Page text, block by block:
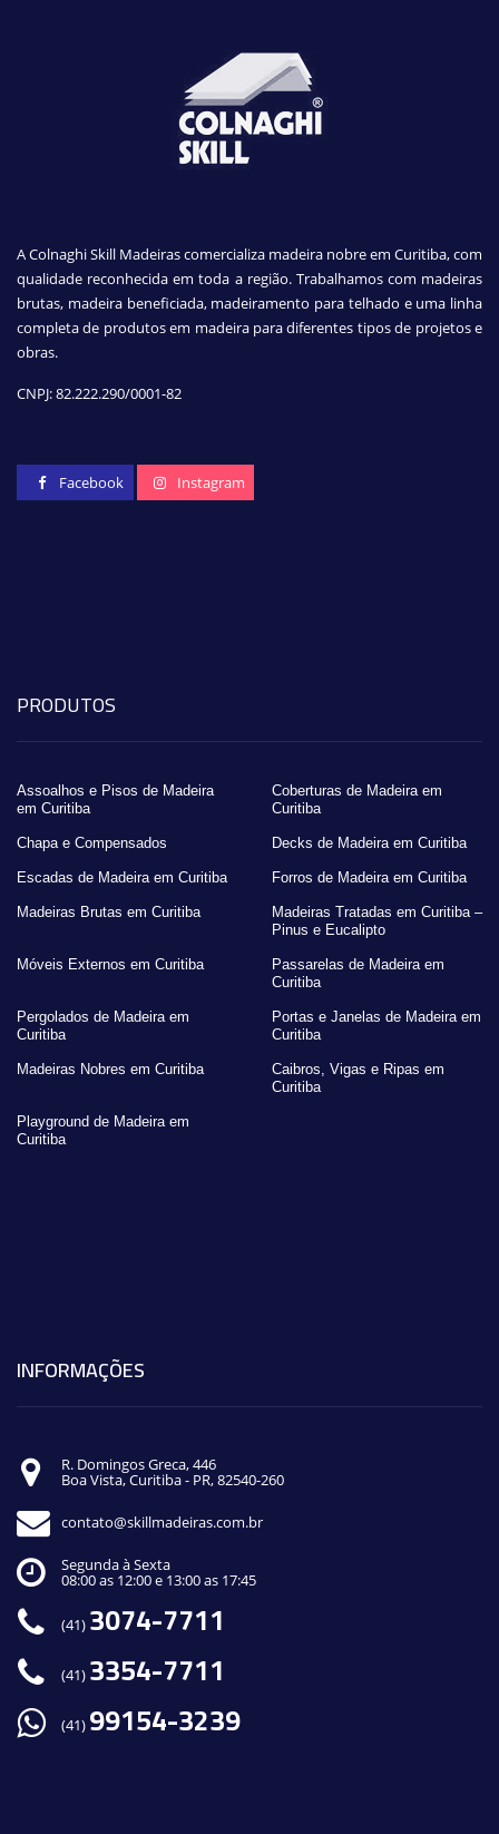
A Colnaghi Skill Madeiras comercializa madeira nobre em Curitiba, com
qualidade reconhecida em toda a região. Trabalhamos com madeiras
brutas, madeira beneficiada, madeiramento para telhado e uma linha
completa de produtos em madeira para diferentes tipos de projetos e
obras.
CNPJ:82.222.290/0001-82
Facebook Instagram
PRODUTOS
Assoalhos e Pisos de Madeira
em Curitiba
Coberturas de Madeira em
Curitiba
Chapa e Compensados Decks de Madeira em Curitiba
Escadas de Madeira em Curitiba Forros de Madeira em Curitiba
Madeiras Brutas em Curitiba
Madeiras Tratadas em Curitiba –
Pinus e Eucalipto
Móveis Externos em Curitiba
Passarelas de Madeira em
Curitiba
Pergolados de Madeira em
Curitiba
Portas e Janelas de Madeira em
Curitiba
Madeiras Nobres em Curitiba
Caibros, Vigas e Ripas em
Curitiba
Playground de Madeira em
Curitiba
INFORMAÇÕES
R. Domingos Greca, 446
Boa Vista, Curitiba - PR, 82540-260
contato@skillmadeiras.com.br
Segunda à Sexta
08:00 as 12:00 e 13:00 as 17:45
(41) 3074-7711
(41) 3354-7711
(41) 99154-3239